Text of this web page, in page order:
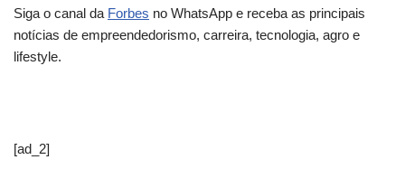
Siga o canal da Forbes no WhatsApp e receba as principais
notícias de empreendedorismo, carreira, tecnologia, agro e
lifestyle.
[ad_2]